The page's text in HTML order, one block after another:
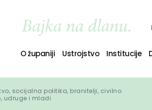
O županiji Ustrojstvo Institucije
socijalna politika, branitelji, civilno
udruge i mladi